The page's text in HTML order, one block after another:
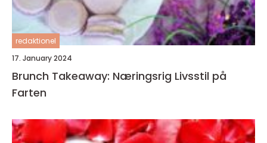
redaktionel
17. January 2024
Brunch Takeaway: Næringsrig Livsstil på
Farten